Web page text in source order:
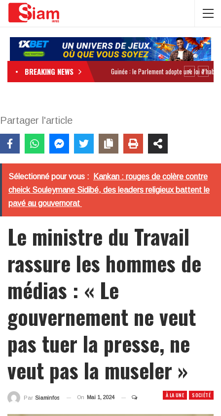
BREAKING NEWS
Partager l'article
Sélectionné pour vous :
Kankan : rouges de colère contre
cheick Souleymane Sidibé, des leaders religieux battent le
pavé au gouvernorat
Le ministre du Travail
rassure les hommes de
médias : « Le
gouvernement ne veut
pas tuer la presse, ne
veut pas la museler »
À LA UNE SOCIÉTÉ
Par Siaminfos On Mai 1, 2024